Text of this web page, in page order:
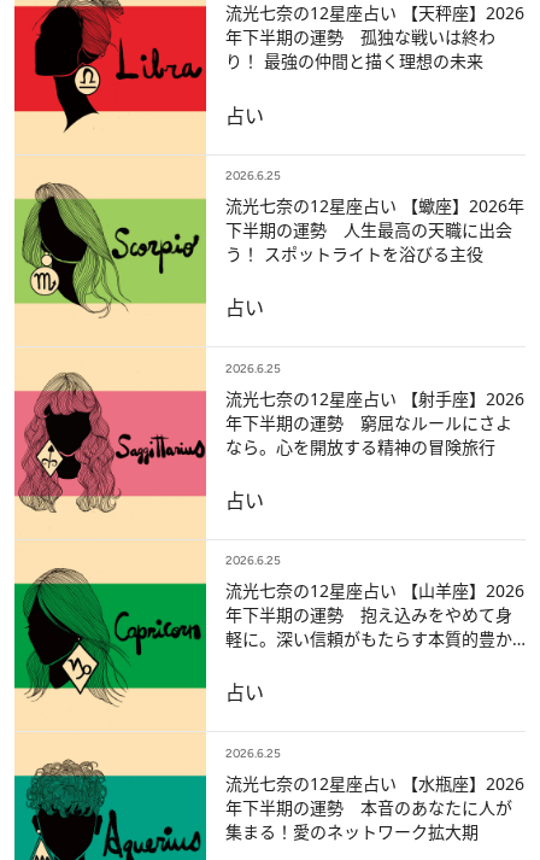
流光七奈の12星座占い 【天秤座】2026
年下半期の運勢 孤独な戦いは終わ
り！ 最強の仲間と描く理想の未来
占い
2026.6.25
流光七奈の12星座占い 【蠍座】2026年
下半期の運勢 人生最高の天職に出会
う！ スポットライトを浴びる主役
占い
2026.6.25
流光七奈の12星座占い 【射手座】2026
年下半期の運勢 窮屈なルールにさよ
なら。心を開放する精神の冒険旅行
占い
2026.6.25
流光七奈の12星座占い 【山羊座】2026
年下半期の運勢 抱え込みをやめて身
軽に。深い信頼がもたらす本質的豊か
占い
2026.6.25
流光七奈の12星座占い 【水瓶座】2026
年下半期の運勢 本音のあなたに人が
集まる！愛のネットワーク拡大期